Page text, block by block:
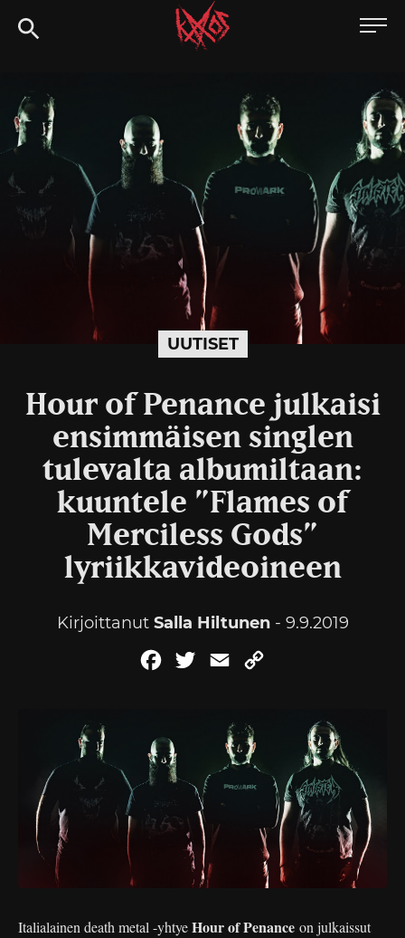
Siirry
suoraan
Kaaoszine
UUTISET
Hour of Penance julkaisi
ensimmäisen singlen
tulevalta albumiltaan:
kuuntele ”Flames of
Merciless Gods”
lyriikkavideoineen
Kirjoittanut Salla Hiltunen- 9.9.2019
FacebookTwitterEmail
Italialainen death metal -yhtyeHour of Penance on julkaissut